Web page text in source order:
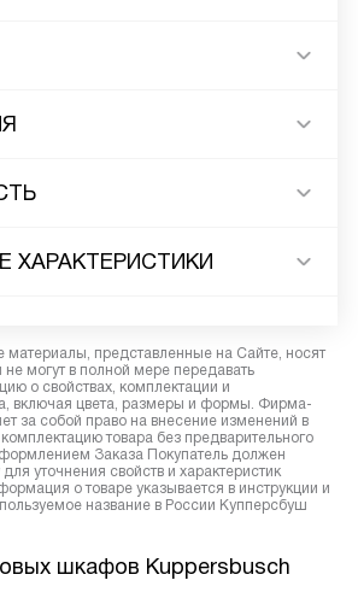
ХАРАКТЕРИСТИКИ
представленные на Сайте, носят
не могут в полной мере передавать
о свойствах, комплектации и
включая цвета, размеры и формы. Фирма-
за собой право на внесение изменений в
товара без предварительного
Заказа Покупатель должен
уточнения свойств и характеристик
о товаре указывается в инструкции и
название в России Купперсбуш
шкафов Kuppersbusch